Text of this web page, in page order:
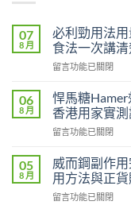
07
8 月
必利勁用法
食法一次講清
在
利
勁
用
法
量
完
整
教
留言功能已關閉
06
8 月
悍馬糖
香港用家實
在
馬
糖
Hamer
效
留言功能已關閉
05
8 月
威而鋼副作
用方法與正
在
留言功能已關閉